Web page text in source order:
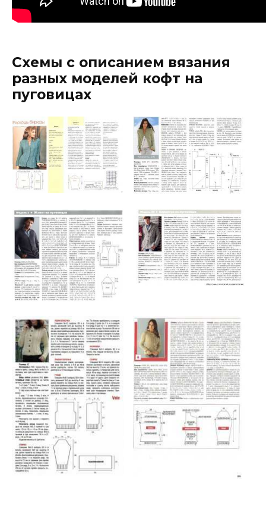
Схемы с описанием вязания
разных моделей кофт на
пуговицах